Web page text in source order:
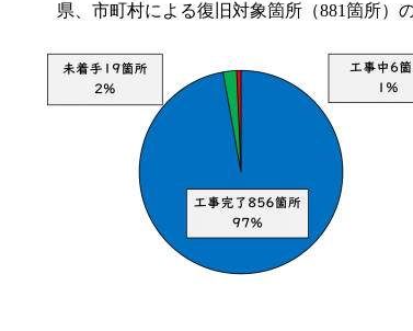
県、市町村による復旧対象箇所（881箇所）の